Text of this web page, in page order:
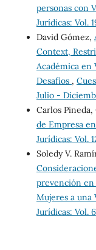
personas con
Jurídicas: Vol.
David Gómez,
Context,
Académica en
Desafíos ,
Julio -
Carlos Pineda,
de Empresa
Jurídicas: Vol.
Soledy V.
prevención en
Mujeres a una
Jurídicas: Vol.